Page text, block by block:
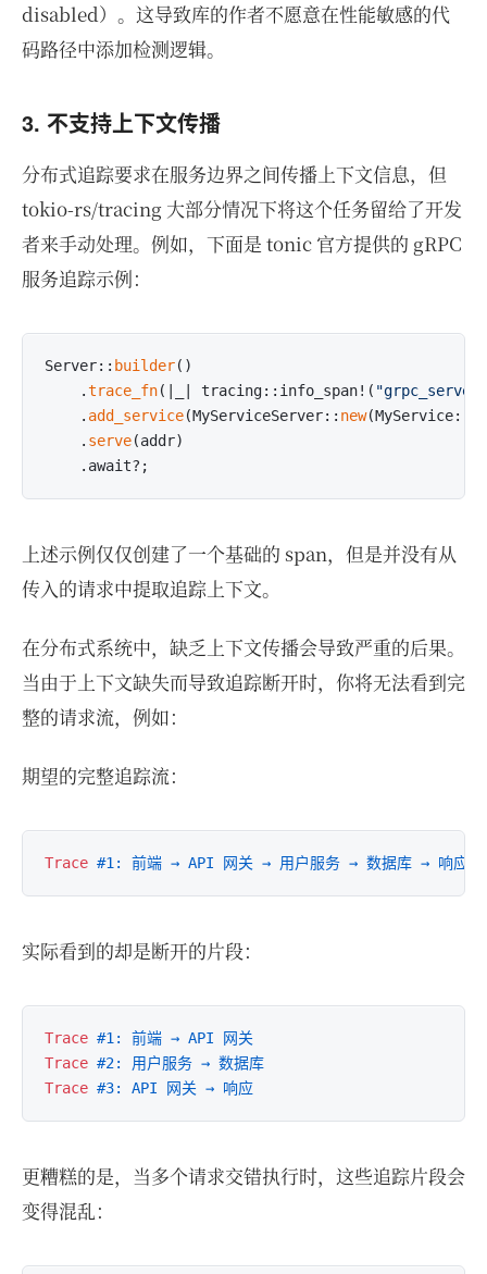
disabled）。这导致库的作者不愿意在性能敏感的代
码路径中添加检测逻辑。
3. 不支持上下文传播
分布式追踪要求在服务边界之间传播上下文信息，但
tokio-rs/tracing 大部分情况下将这个任务留给了开发
者来手动处理。例如，下面是 tonic 官方提供的 gRPC
服务追踪示例：
Server:: builder()
    .
trace_fn(|_| tracing::info_span!( "grpc_server"
    .
add_service(MyServiceServer:: new(MyService::
    .
serve(addr)
上述示例仅仅创建了一个基础的 span，但是并没有从
传入的请求中提取追踪上下文。
在分布式系统中，缺乏上下文传播会导致严重的后果。
当由于上下文缺失而导致追踪断开时，你将无法看到完
整的请求流，例如：
期望的完整追踪流：
Trace #1: 前端 → API 网关 → 用户服务 → 数据库 → 响应
实际看到的却是断开的片段：
Trace #1: 前端 → API 网关
Trace #2: 用户服务 → 数据库
Trace #3: API 网关 → 响应
更糟糕的是，当多个请求交错执行时，这些追踪片段会
变得混乱：